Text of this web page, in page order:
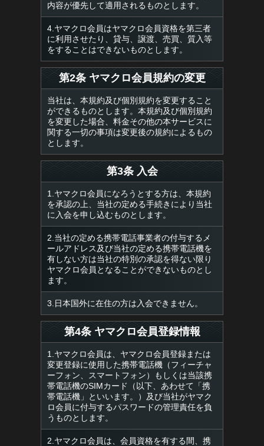
内容が優先して適用されるものとします。
4.ヤマクロ会員はヤマクロ会員資格を第三者
に利用させたり、貸与、譲渡、売買、質入等
をすることはできないものとします。
第2条 ヤマクロ会員規約の変更
当社は、本規約及び個別規約を変更すること
ができるものとします。本規約及び個別規約
を変更した場合、料金その他の本サービスに
関する一切の事項は変更後の規約によるもの
とします。
第3条 入会
1.ヤマクロ会員になろうとする方は、本規約
を承認の上、当社の定める手続きにより当社
に入会を申し込むものとします。
2.当社の定める携帯電話事業者の付与するメ
ールアドレス及び当社の定める携帯電話機を
有しない方は当社の特別の承認を得ない限り
ヤマクロ会員となることができないものとし
ます。
3.日本国外に在住の方は入会できません。
第4条 ヤマクロ会員登録情報
1.ヤマクロ会員は、ヤマクロ会員登録または
変更登録に使用した携帯電話機（フィーチャ
ーフォン、スマートフォン）もしくは当該携
帯電話機のSIMカード（以下、あわせて「携
帯電話機」といいます。）及び当社がヤマク
ロ会員に付与するパスワードの管理責任を負
うものとします。
2.ヤマクロ会員は、会員資格を有する間、携